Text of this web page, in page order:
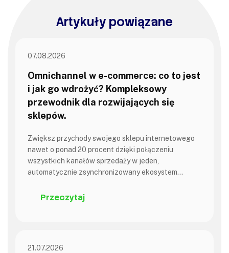
Artykuły powiązane
07.08.2026
Omnichannel w e-commerce: co to jest
i jak go wdrożyć? Kompleksowy
przewodnik dla rozwijających się
sklepów.
Zwiększ przychody swojego sklepu internetowego
nawet o ponad 20 procent dzięki połączeniu
wszystkich kanałów sprzedaży w jeden,
automatycznie zsynchronizowany ekosystem…
Przeczytaj
21.07.2026